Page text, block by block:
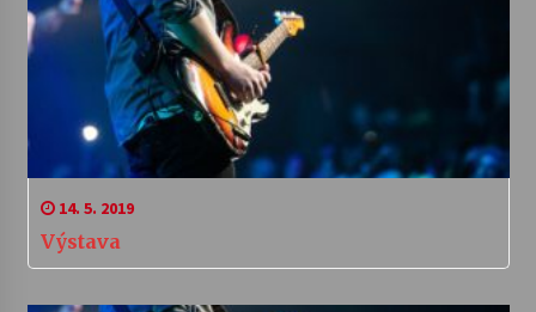
14. 5. 2019
Výstava